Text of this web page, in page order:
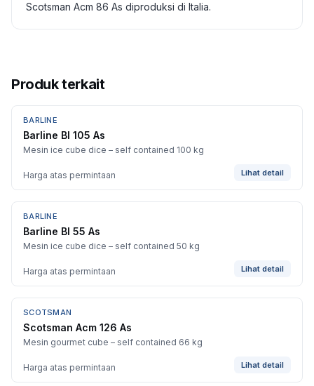
Scotsman Acm 86 As diproduksi di Italia.
Produk terkait
BARLINE
Barline Bl 105 As
Mesin ice cube dice – self contained 100 kg
Harga atas permintaan Lihat detail
BARLINE
Barline Bl 55 As
Mesin ice cube dice – self contained 50 kg
Harga atas permintaan Lihat detail
SCOTSMAN
Scotsman Acm 126 As
Mesin gourmet cube – self contained 66 kg
Harga atas permintaan Lihat detail